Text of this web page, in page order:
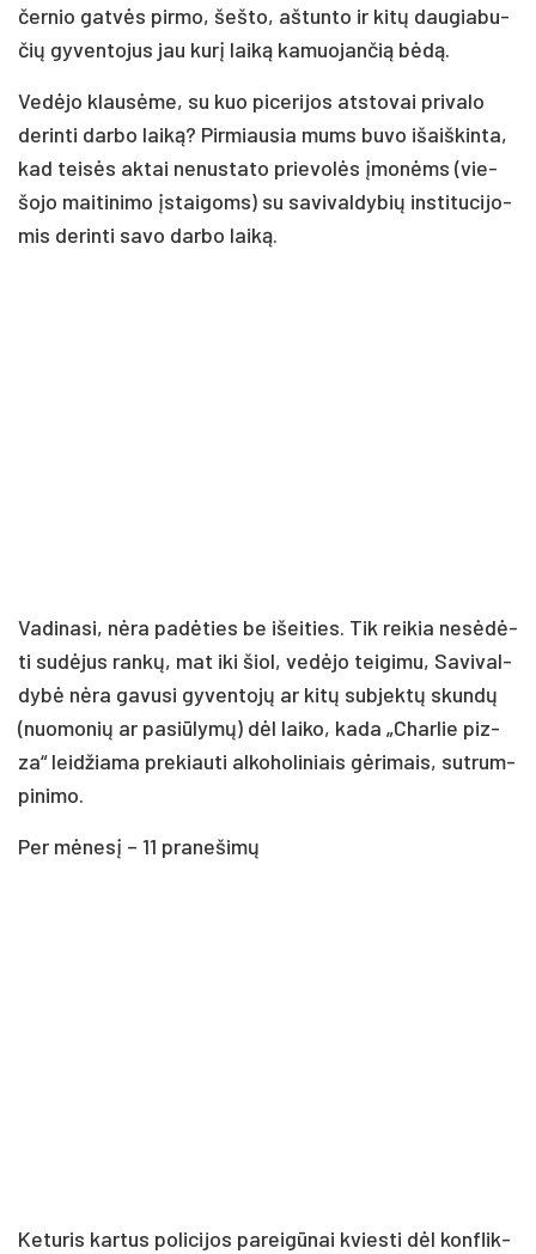
čer­nio gat­vės pir­mo, šeš­to, aš­tun­to ir ki­tų dau­gia­bu­
čių gy­ven­to­jus jau ku­rį lai­ką ka­muo­jan­čią bė­dą.
Ve­dė­jo klau­sė­me, su kuo pi­ce­ri­jos at­sto­vai pri­va­lo
de­rin­ti dar­bo lai­ką? Pir­miau­sia mums bu­vo išaiš­kin­ta,
kad tei­sės ak­tai ne­nus­ta­to prie­vo­lės įmo­nėms (vie­
šo­jo mai­ti­ni­mo įstai­goms) su sa­vi­val­dy­bių ins­ti­tu­ci­jo­
mis de­rin­ti sa­vo dar­bo lai­ką.
Va­di­na­si, nė­ra pa­dė­ties be išei­ties. Tik rei­kia ne­sė­dė­
ti su­dė­jus ran­kų, mat iki šiol, ve­dė­jo tei­gi­mu, Sa­vi­val­
dy­bė nė­ra ga­vu­si gy­ven­to­jų ar ki­tų su­bjek­tų skun­dų
(nuo­mo­nių ar pa­siū­ly­mų) dėl lai­ko, ka­da „Char­lie piz­
za“ lei­džia­ma pre­kiau­ti al­ko­ho­li­niais gė­ri­mais, su­trum­
pi­ni­mo.
Per mė­ne­sį – 11 pra­ne­ši­mų
Ke­tu­ris kar­tus po­li­ci­jos pa­rei­gū­nai kvies­ti dėl konf­lik­